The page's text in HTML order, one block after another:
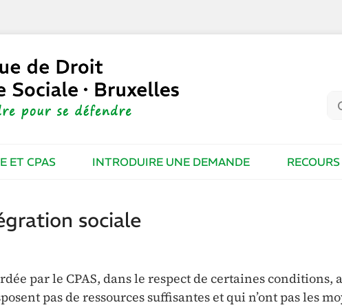
ET CPAS INTRODUIRE UNE DEMANDE RECOURS
sociale
par le CPAS, dans le respect de certaines conditions,
pas de ressources suffisantes et qui n’ont pas les